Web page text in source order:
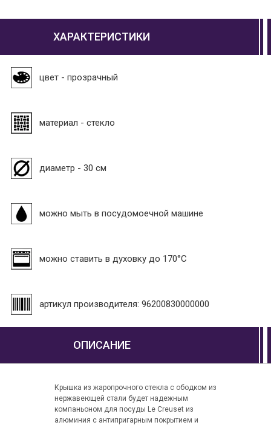
ХАРАКТЕРИСТИКИ
цвет - прозрачный
материал - стекло
диаметр - 30 см
можно мыть в посудомоечной машине
можно ставить в духовку до 170°С
артикул производителя: 96200830000000
ОПИСАНИЕ
Крышка из жаропрочного стекла с ободком из
нержавеющей стали будет надежным
компаньоном для посуды Le Creuset из
алюминия с антипригарным покрытием и